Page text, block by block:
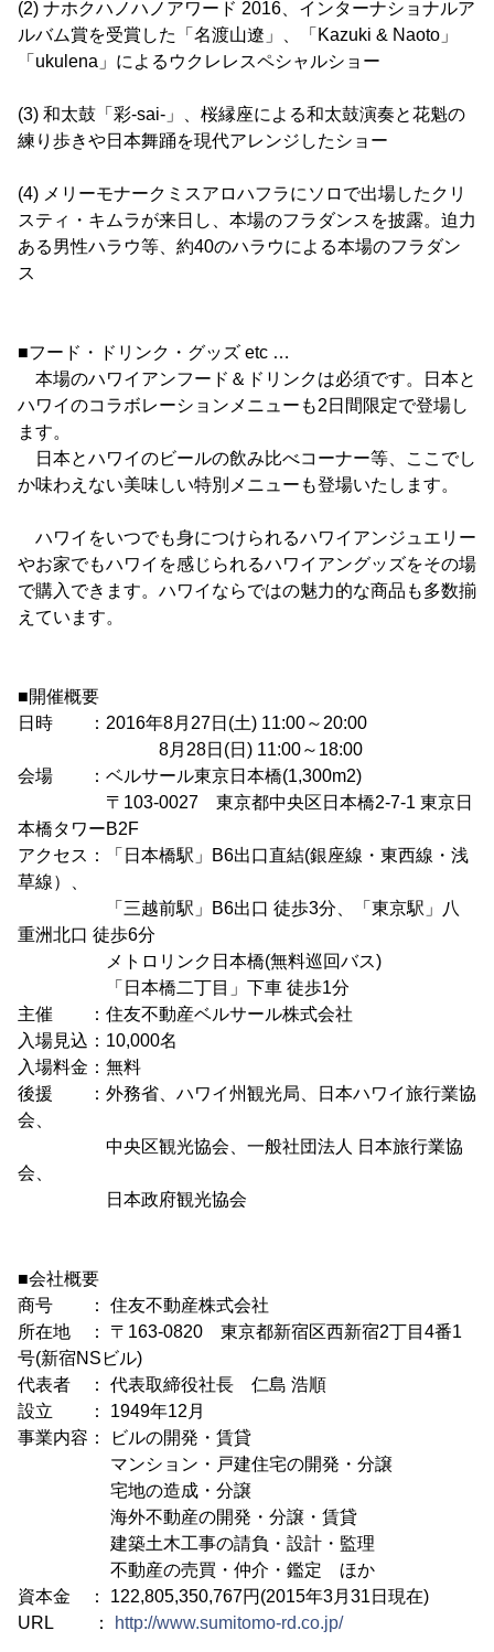
(2) ナホクハノハノアワード 2016、インターナショナルア
ルバム賞を受賞した「名渡山遼」、「Kazuki & Naoto」
「ukulena」によるウクレレスペシャルショー
(3) 和太鼓「彩-sai-」、桜縁座による和太鼓演奏と花魁の
練り歩きや日本舞踊を現代アレンジしたショー
(4) メリーモナークミスアロハフラにソロで出場したクリ
スティ・キムラが来日し、本場のフラダンスを披露。迫力
ある男性ハラウ等、約40のハラウによる本場のフラダン
ス
■フード・ドリンク・グッズ etc …
本場のハワイアンフード＆ドリンクは必須です。日本と
ハワイのコラボレーションメニューも2日間限定で登場し
ます。
日本とハワイのビールの飲み比べコーナー等、ここでし
か味わえない美味しい特別メニューも登場いたします。
ハワイをいつでも身につけられるハワイアンジュエリー
やお家でもハワイを感じられるハワイアングッズをその場
で購入できます。ハワイならではの魅力的な商品も多数揃
えています。
■開催概要
日時 ：2016年8月27日(土) 11:00～20:00
8月28日(日) 11:00～18:00
会場 ：ベルサール東京日本橋(1,300m2)
〒103-0027 東京都中央区日本橋2-7-1 東京日
本橋タワーB2F
アクセス：「日本橋駅」B6出口直結(銀座線・東西線・浅
草線）、
「三越前駅」B6出口 徒歩3分、「東京駅」八
重洲北口 徒歩6分
メトロリンク日本橋(無料巡回バス)
「日本橋二丁目」下車 徒歩1分
主催 ：住友不動産ベルサール株式会社
入場見込：10,000名
入場料金：無料
後援 ：外務省、ハワイ州観光局、日本ハワイ旅行業協
会、
中央区観光協会、一般社団法人 日本旅行業協
会、
日本政府観光協会
■会社概要
商号 ： 住友不動産株式会社
所在地 ： 〒163-0820 東京都新宿区西新宿2丁目4番1
号(新宿NSビル)
代表者 ： 代表取締役社長 仁島 浩順
設立 ： 1949年12月
事業内容： ビルの開発・賃貸
マンション・戸建住宅の開発・分譲
宅地の造成・分譲
海外不動産の開発・分譲・賃貸
建築土木工事の請負・設計・監理
不動産の売買・仲介・鑑定 ほか
資本金 ： 122,805,350,767円(2015年3月31日現在)
URL ：
http://www.sumitomo-rd.co.jp/